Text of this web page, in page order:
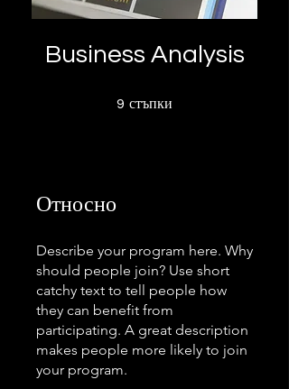
Business Analysis
9 стъпки
Относно
Describe your program here. Why
should people join? Use short
catchy text to tell people how
they can benefit from
participating. A great description
makes people more likely to join
your program.